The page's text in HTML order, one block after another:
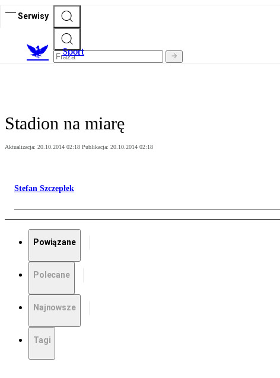
Serwisy
Sport
Stadion na miarę
Aktualizacja: 20.10.2014 02:18 Publikacja: 20.10.2014 02:18
Stefan Szczepłek
Powiązane
Polecane
Najnowsze
Tagi